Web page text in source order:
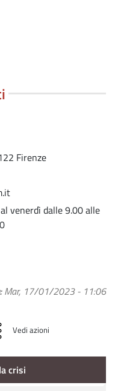
Firenze
venerdì dalle 9.00 alle
Mar, 17/01/2023 - 11:06
Vedi azioni
e della crisi
crisi